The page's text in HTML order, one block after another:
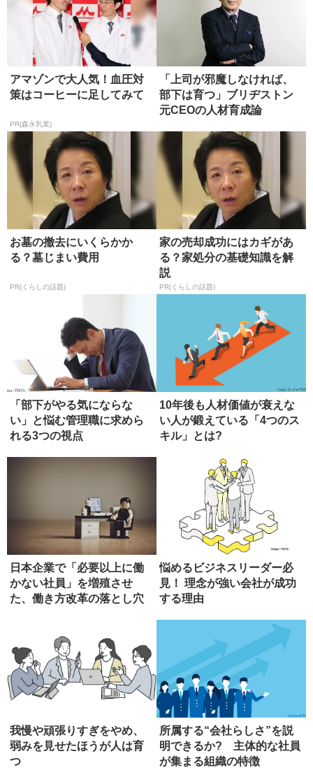
アマゾンで大人気！血圧対
策はコーヒーに足してみて
PR(森永乳業)
「上司が邪魔しなければ、
部下は育つ」ブリヂストン
元C‌E‌Oの人材育成論
お墓の撤去にいくらかか
る？墓じまい費用
PR(くらしの話題)
家の売却成功にはカギがあ
る？家処分の基礎知識を解
説
PR(くらしの話題)
「部下がやる気にならな
い」と悩む管理職に求めら
れる3つの視点
10年後も人材価値が衰えな
い人が鍛えている「4つのス
キル」とは?
日本企業で「必要以上に働
かない社員」を増殖させ
た、働き方改革の落とし穴
悩めるビジネスリーダー必
見！ 理念が強い会社が成功
する理由
我慢や頑張りすぎをやめ、
弱みを見せたほうが人は育
つ
所属する“会社らしさ”を説
明できるか? 主体的な社員
が集まる組織の特徴